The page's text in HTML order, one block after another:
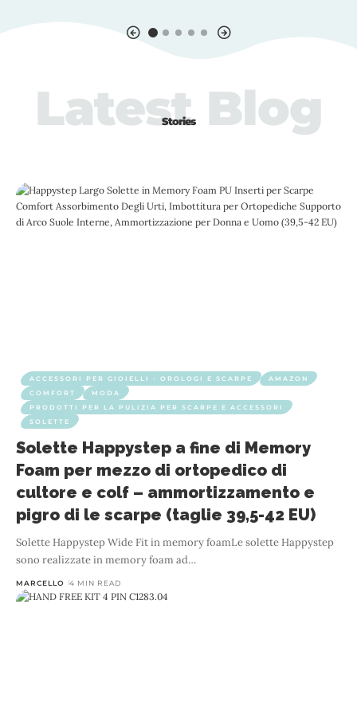
Stories
Latest Blog
ACCESSORI PER GIOIELLI - OROLOGI E SCARPE
AMAZON
COMFORT
MODA
PRODOTTI PER LA PULIZIA PER SCARPE E ACCESSORI
SOLETTE
Solette Happystep a fine di Memory
Foam per mezzo di ortopedico di
cultore e colf – ammortizzamento e
pigro di le scarpe (taglie 39,5-42 EU)
Solette Happystep Wide Fit in memory foamLe solette Happystep
sono realizzate in memory foam ad…
MARCELLO 4 MIN READ